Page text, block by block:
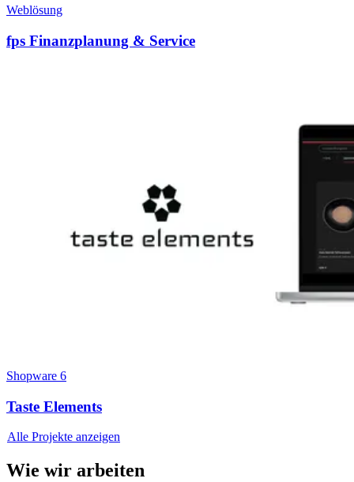
Weblösung
fps Finanzplanung & Service
Shopware 6
Taste Elements
Alle Projekte anzeigen
Wie wir arbeiten